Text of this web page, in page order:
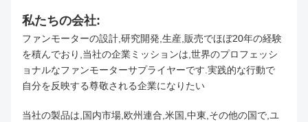
私たちの会社:
ファンモーターの設計,研究開発,生産,販売でほぼ20年の経験
を積んでおり,当社の企業ミッションは,世界のプロフェッシ
ョナルなファンモーターサプライヤーです.実践的な行動で
自分を反映する尊敬される企業になりたい
当社の製品は,国内市場,欧州連合,米国,中東,その他の国で,ユ